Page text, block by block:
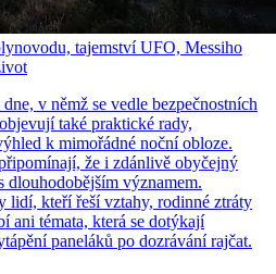
tajemství UFO, Messiho
v němž se vedle bezpečnostních
také praktické rady,
k mimořádné noční obloze.
že i zdánlivě obyčejný
dlouhodobějším významem.
lidí, kteří řeší vztahy, rodinné ztráty
ani témata, která se dotýkají
paneláků po dozrávání rajčat.